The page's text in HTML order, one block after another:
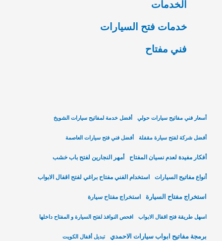
الخدمات
خدمات فتح السيارات
فني مفتاح
أسعار فني مفاتيح سيارات حولي أفضل خدمة لمفاتيح سيارات الشويخ
أفضل شركة لفتح سيارة مقفلة أفضل فني فتح سيارات العاصمة
أفكار مفيدة لعدم نسيان المفتاح أمهر النجارين لفتح باب خشب
أنواع مفاتيح السيارات استخدام الفني مفتاح براغي لفتح اقفال الابواب
استخراج مفتاح السيارة استخراج مفتاح سيارة
اسهل طريقة فتح اقفال الابواب افحص النوافذ لفتح السيارة و المفتاح داخلها
برمجة مفاتيح ابواب سيارات الاحمدي تبديل أقفال الكويت